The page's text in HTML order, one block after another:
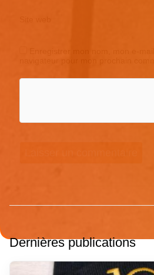
Dernières publications